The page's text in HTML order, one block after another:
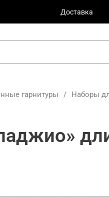
Доставка
гарнитуры / Наборы